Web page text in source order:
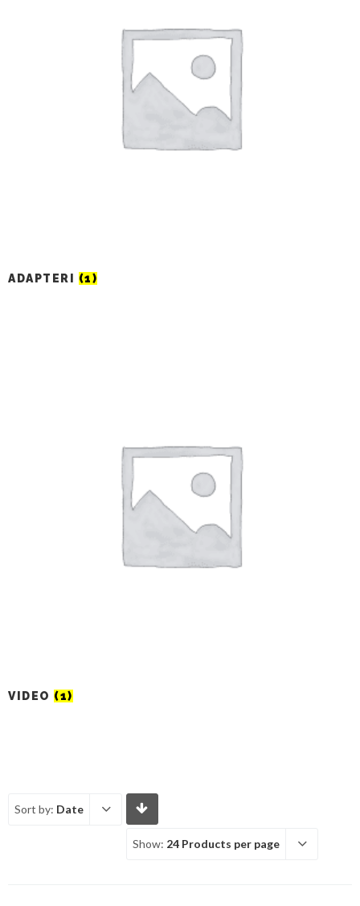
ADAPTERI (1)
VIDEO (1)
Sort by: Date
Show: 24 Products per page